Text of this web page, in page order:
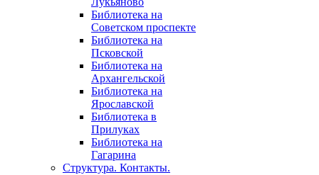
Библиотека на
Советском проспекте
Библиотека на
Псковской
Библиотека на
Архангельской
Библиотека на
Ярославской
Библиотека в
Прилуках
Библиотека на
Гагарина
Структура. Контакты.